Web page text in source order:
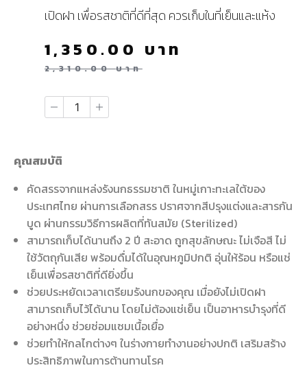
เปิดฝา เพื่อรสชาติที่ดีที่สุด ควรเก็บในที่เย็นและแห้ง
2,310.00บาท
1,350.00 บาท
คุณสมบัติ
คัดสรรจากแหล่งรังนกธรรมชาติ ในหมู่เกาะทะเลใต้ของ
ประเทศไทย ผ่านการเลือกสรร ปราศจากสีปรุงแต่งและสารกัน
บูด ผ่านกรรมวิธีการผลิตที่ทันสมัย (Sterilized)
สามารถเก็บได้นานถึง 2 ปี สะอาด ถูกสุขลักษณะ ไม่เจือสี ไม่
ใช้วัตถุกันเสีย พร้อมดื่มได้ในอุณหภูมิปกติ อุ่นให้ร้อน หรือแช่
เย็นเพื่อรสชาติที่ดียิ่งขึ้น
ช่วยประหยัดเวลาเตรียมรังนกของคุณ เมื่อยังไม่เปิดฝา
สามารถเก็บไว้ได้นาน โดยไม่ต้องแช่เย็น เป็นอาหารบำรุงที่ดี
อย่างหนึ่ง ช่วยซ่อมแซมเนื้อเยื่อ
ช่วยทำให้กลไกต่างๆ ในร่างกายทำงานอย่างปกติ เสริมสร้าง
ประสิทธิภาพในการต้านทานโรค